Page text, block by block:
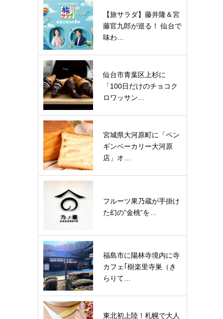
【旅サラダ】藤井隆＆宮
藤官九郎が巡る！ 仙台で
味わ…
仙台市青葉区上杉に
「100日だけのチョコク
ロワッサン…
宮城県大河原町に「ペン
ギンベーカリー大河原
店」オ…
フルーツ果乃蔵が手掛け
た幻の”金桃”を…
福島市に陽林寺境内に寺
カフェ｢樹楽里寺巣（き
らりて…
東北初上陸！札幌で大人